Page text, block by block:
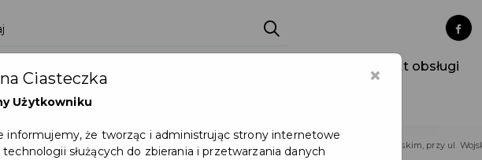
Punkt obsługi
Dokumenty
Rozbudowa budynku Powiatowej i Miejskiej Biblioteki Publicznej w Pruszczu Gdańskim, przy ul.
×
Ciasteczka
Użytkowniku
informujemy, że tworząc i administrując strony internetowe
służących do zbierania i przetwarzania danych